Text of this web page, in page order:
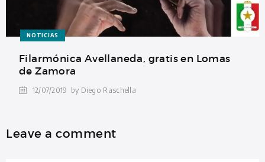
NOTICIAS
Filarmónica Avellaneda, gratis en Lomas
de Zamora
12/07/2019 by Diego Raschella
Leave a comment